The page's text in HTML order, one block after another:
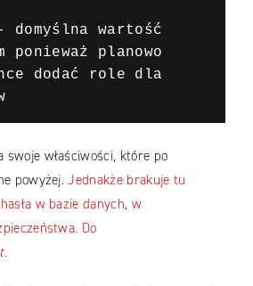
wartość
ponieważ planowo
dodać role dla
swoje właściwości, które po
powyżej.Jednakże brakuje tu
w bazie danych, w
Do
.